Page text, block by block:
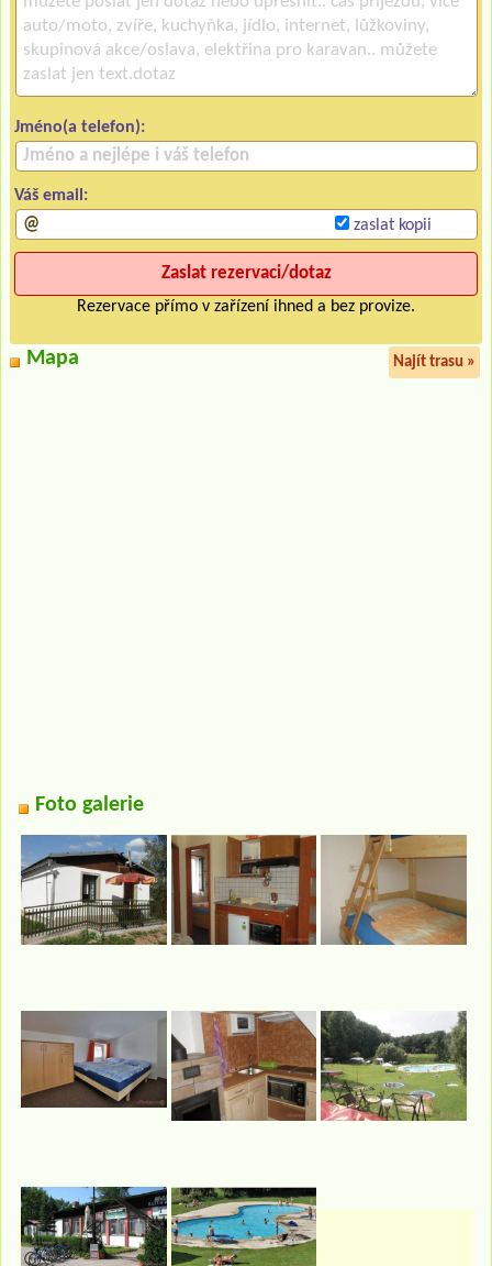
Jméno(a telefon):
Váš email:
zaslat kopii
Rezervace přímo v zařízení ihned a bez provize.
Mapa Najít trasu »
Foto galerie